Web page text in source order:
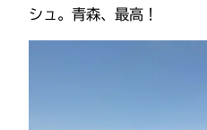
シュ。青森、最高！